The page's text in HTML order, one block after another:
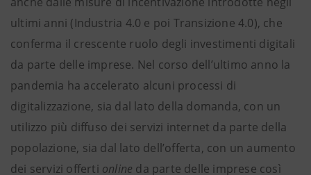
ultimi anni (Industria 4.0 e poi Transizione 4.0), che
conferma il crescente ruolo degli investimenti digitali
da parte delle imprese. Nel corso dell’ultimo anno la
pandemia ha accelerato alcuni processi di
digitalizzazione, sia dal lato della domanda, con un
utilizzo più diffuso dei servizi internet da parte della
popolazione, sia dal lato dell’offerta, con un aumento
dei servizi offerti online da parte delle imprese così